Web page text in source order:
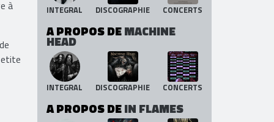
à
INTEGRAL DISCOGRAPHIE CONCERTS
A PROPOS DEMACHINE
HEAD
INTEGRAL DISCOGRAPHIE CONCERTS
A PROPOS DEIN FLAMES